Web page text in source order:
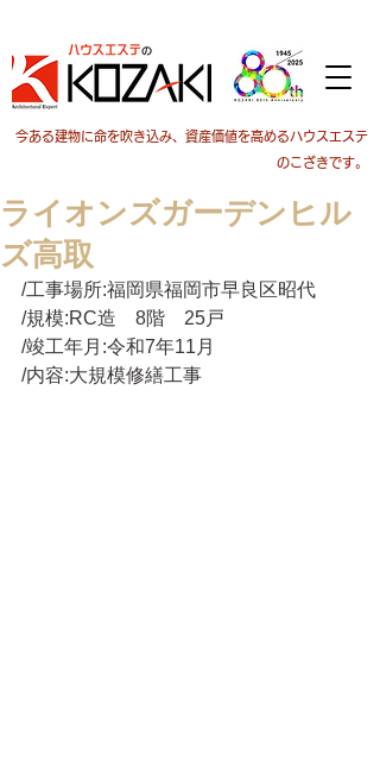
今ある建物に命を吹き込み、資産価値を高めるハウスエステ
のこざきです。
ライオンズガーデンヒル
ズ高取
/工事場所:福岡県福岡市早良区昭代
/規模:RC造　8階　25戸
/竣工年月:令和7年11月
/内容:大規模修繕工事